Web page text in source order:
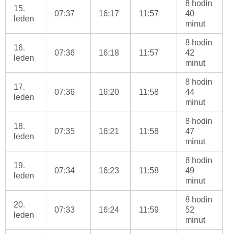
15.
leden
07:37 16:17 11:57
8 hodin
40
minut
16.
leden
07:36 16:18 11:57
8 hodin
42
minut
17.
leden
07:36 16:20 11:58
8 hodin
44
minut
18.
leden
07:35 16:21 11:58
8 hodin
47
minut
19.
leden
07:34 16:23 11:58
8 hodin
49
minut
20.
leden
07:33 16:24 11:59
8 hodin
52
minut